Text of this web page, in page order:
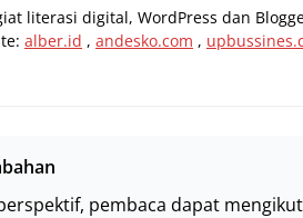
literasi digital, WordPress dan
alber.id , andesko.com ,
pembaca dapat